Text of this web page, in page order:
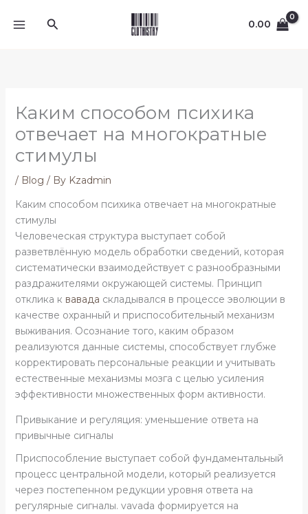
Search 0.00
Каким способом психика
отвечает на многократные
стимулы
/ Blog / By Kzadmin
Каким способом психика отвечает на многократные
стимулы
Человеческая структура выступает собой
разветвлённую модель обработки сведений, которая
систематически взаимодействует с разнообразными
раздражителями окружающей системы. Принцип
отклика к вавада складывался в процессе эволюции в
качестве охранный и приспособительный механизм
выживания. Осознание того, каким образом
реализуются данные системы, способствует глубже
корректировать персональные реакции и учитывать
естественные механизмы мозга с целью усиления
эффективности множественных форм активности.
Привыкание и регуляция: уменьшение ответа на
привычные сигналы
Приспособление выступает собой фундаментальный
процесс центральной модели, который реализуется
через постепенном редукции уровня ответа на
регулярные сигналы. vavada формируется на